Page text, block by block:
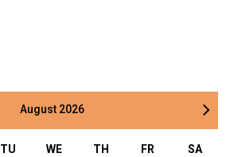
August 2026
TU WE TH FR SA